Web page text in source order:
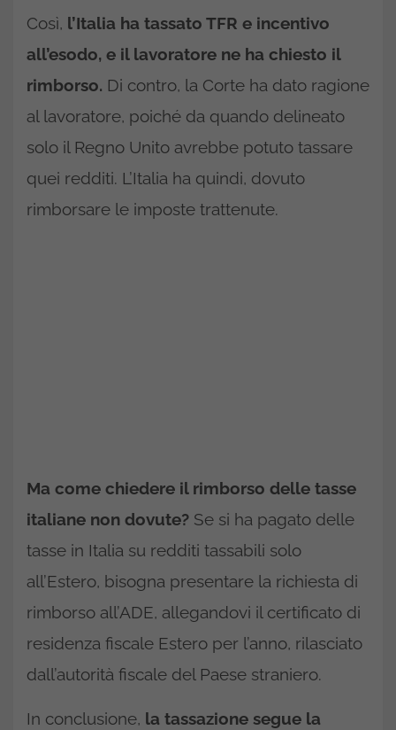
Così, l’Italia ha tassato TFR e incentivo
all’esodo, e il lavoratore ne ha chiesto il
rimborso. Di contro, la Corte ha dato ragione
al lavoratore, poiché da quando delineato
solo il Regno Unito avrebbe potuto tassare
quei redditi. L’Italia ha quindi, dovuto
rimborsare le imposte trattenute.
Ma come chiedere il rimborso delle tasse
italiane non dovute? Se si ha pagato delle
tasse in Italia su redditi tassabili solo
all’Estero, bisogna presentare la richiesta di
rimborso all’ADE, allegandovi il certificato di
residenza fiscale Estero per l’anno, rilasciato
dall’autorità fiscale del Paese straniero.
In conclusione, la tassazione segue la